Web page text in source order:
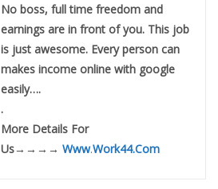
No boss, full time freedom and
earnings are in front of you. This job
is just awesome. Every person can
makes income online with google
easily….
.
M­­­­­­o­­­­­­r­­­­­­e­ D­­­­­­e­­­­­­t­­­­­­a­­­­­­i­­­­­­l­­­­­­s For
Us→→→→ Www.Work44.Com